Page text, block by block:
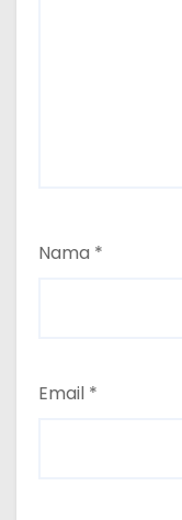
Nama *
Email *